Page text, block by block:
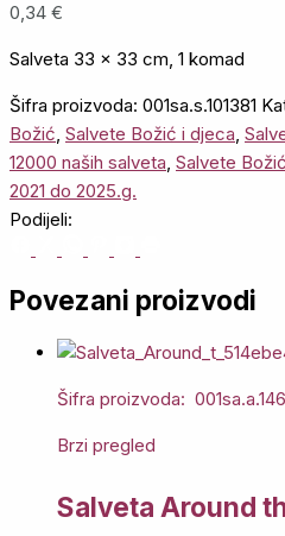
0,34 €
Salveta 33 x 33 cm, 1 komad
Šifra proizvoda: 001sa.s.101381
Božić, Salvete Božić i djeca,
12000 naših salveta, Salvete Božić
2021 do 2025.g.
Podijeli:
Povezani proizvodi
Šifra proizvoda:
Brzi pregled
Salveta Around